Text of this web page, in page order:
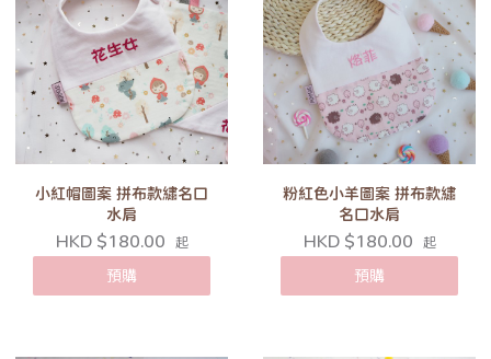
小紅帽圖案 拼布款繡名口
水肩
HKD $180.00 起
預購
粉紅色小羊圖案 拼布款繡
名口水肩
HKD $180.00 起
預購